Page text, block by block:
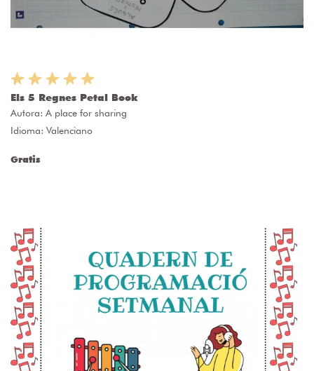
Els 5 Regnes Petal Book
Autora: A place for sharing
Idioma: Valenciano
Gratis